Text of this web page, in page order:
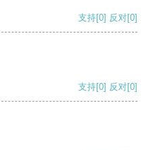
支持[0] 反对[0]
支持[0] 反对[0]